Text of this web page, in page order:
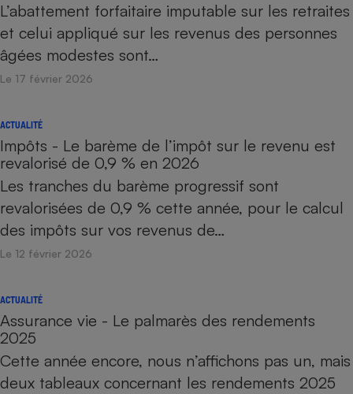
L’abattement forfaitaire imputable sur les retraites
et celui appliqué sur les revenus des personnes
âgées modestes sont…
Le 17 février 2026
ACTUALITÉ
Impôts - Le barème de l’impôt sur le revenu est
revalorisé de 0,9 % en 2026
Les tranches du barème progressif sont
revalorisées de 0,9 % cette année, pour le calcul
des impôts sur vos revenus de…
Le 12 février 2026
ACTUALITÉ
Assurance vie - Le palmarès des rendements
2025
Cette année encore, nous n’affichons pas un, mais
deux tableaux concernant les rendements 2025